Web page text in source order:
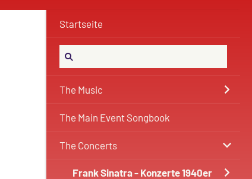
Startseite
The Music
The Main Event Songbook
The Concerts
Frank Sinatra - Konzerte 1940er